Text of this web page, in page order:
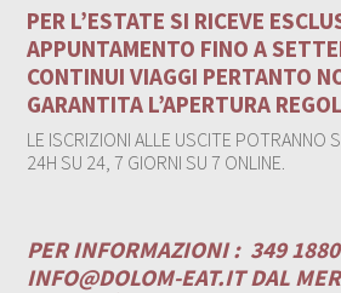
PER L’ESTATE SI RICEVE
APPUNTAMENTO FINO A
CONTINUI VIAGGI PERTANTO
GARANTITA L’APERTURA
LE ISCRIZIONI ALLE USCITE POTRANNO
24H SU 24, 7 GIORNI SU 7 ONLINE.
PER INFORMAZIONI : 349
INFO@DOLOM-EAT.ITDAL